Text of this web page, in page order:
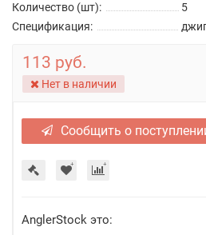
Количество (шт):
5
Спецификация:
113 руб.
Нет в наличии
Сообщить о
AnglerStock это: